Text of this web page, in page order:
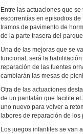
Entre las actuaciones que
escorrentías en episodios
tramos de pavimento de
de la parte trasera del
Una de las mejoras que se
funcional, será la
reparación de las fuentes
cambiarán las mesas de
Otra de las actuaciones
de un pantalán que facilite
uno nuevo para volver a
labores de reparación de
Los juegos infantiles se van